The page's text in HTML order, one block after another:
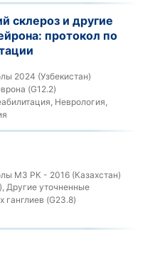
склероз и другие
протокол по
2024 (Узбекистан)
(G12.2)
Неврология,
МЗ РК - 2016 (Казахстан)
Другие уточненные
ганглиев (G23.8)